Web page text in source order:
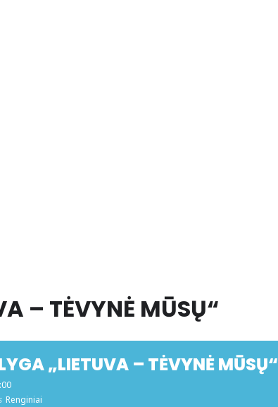
– TĖVYNĖ MŪSŲ“
„LIETUVA – TĖVYNĖ MŪSŲ“
Renginiai